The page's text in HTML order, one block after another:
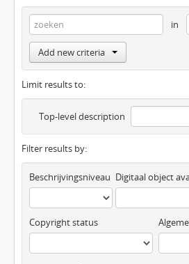
in
Add new criteria
Limit results to:
Top-level description
Filter results by:
Beschrijvingsniveau
Copyright status